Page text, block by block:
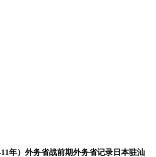
年）外务省战前期外务省记录日本驻汕